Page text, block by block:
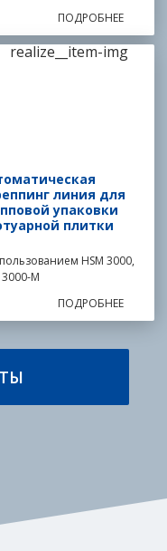
ПОДРОБНЕЕ
линия для
упаковки
плитки
HSM 3000,
3000-M
ПОДРОБНЕЕ